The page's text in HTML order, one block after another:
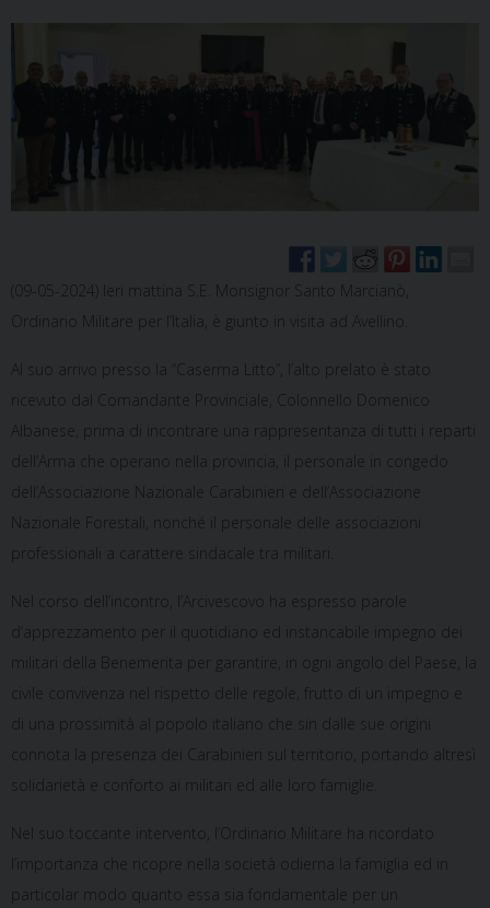
(09-05-2024) Ieri mattina S.E. Monsignor Santo Marcianò,
Ordinario Militare per l’Italia, è giunto in visita ad Avellino.
Al suo arrivo presso la “Caserma Litto”, l’alto prelato è stato
ricevuto dal Comandante Provinciale, Colonnello Domenico
Albanese, prima di incontrare una rappresentanza di tutti i reparti
dell’Arma che operano nella provincia, il personale in congedo
dell’Associazione Nazionale Carabinieri e dell’Associazione
Nazionale Forestali, nonché il personale delle associazioni
professionali a carattere sindacale tra militari.
Nel corso dell’incontro, l’Arcivescovo ha espresso parole
d’apprezzamento per il quotidiano ed instancabile impegno dei
militari della Benemerita per garantire, in ogni angolo del Paese, la
civile convivenza nel rispetto delle regole, frutto di un impegno e
di una prossimità al popolo italiano che sin dalle sue origini
connota la presenza dei Carabinieri sul territorio, portando altresì
solidarietà e conforto ai militari ed alle loro famiglie.
Nel suo toccante intervento, l’Ordinario Militare ha ricordato
l’importanza che ricopre nella società odierna la famiglia ed in
particolar modo quanto essa sia fondamentale per un